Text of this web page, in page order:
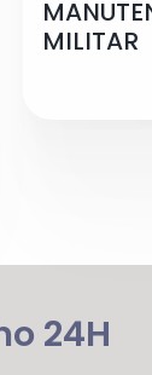
MILITAR
24H